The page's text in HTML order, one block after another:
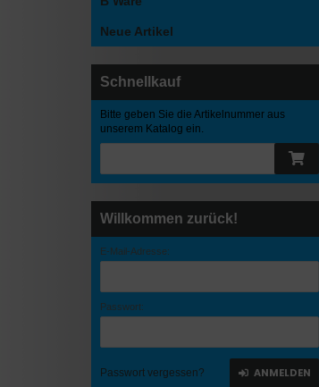
Neue Artikel
Schnellkauf
Bitte geben Sie die Artikelnummer aus
unserem Katalog ein.
Willkommen zurück!
E-Mail-Adresse:
Passwort:
Passwort vergessen? ANMELDEN